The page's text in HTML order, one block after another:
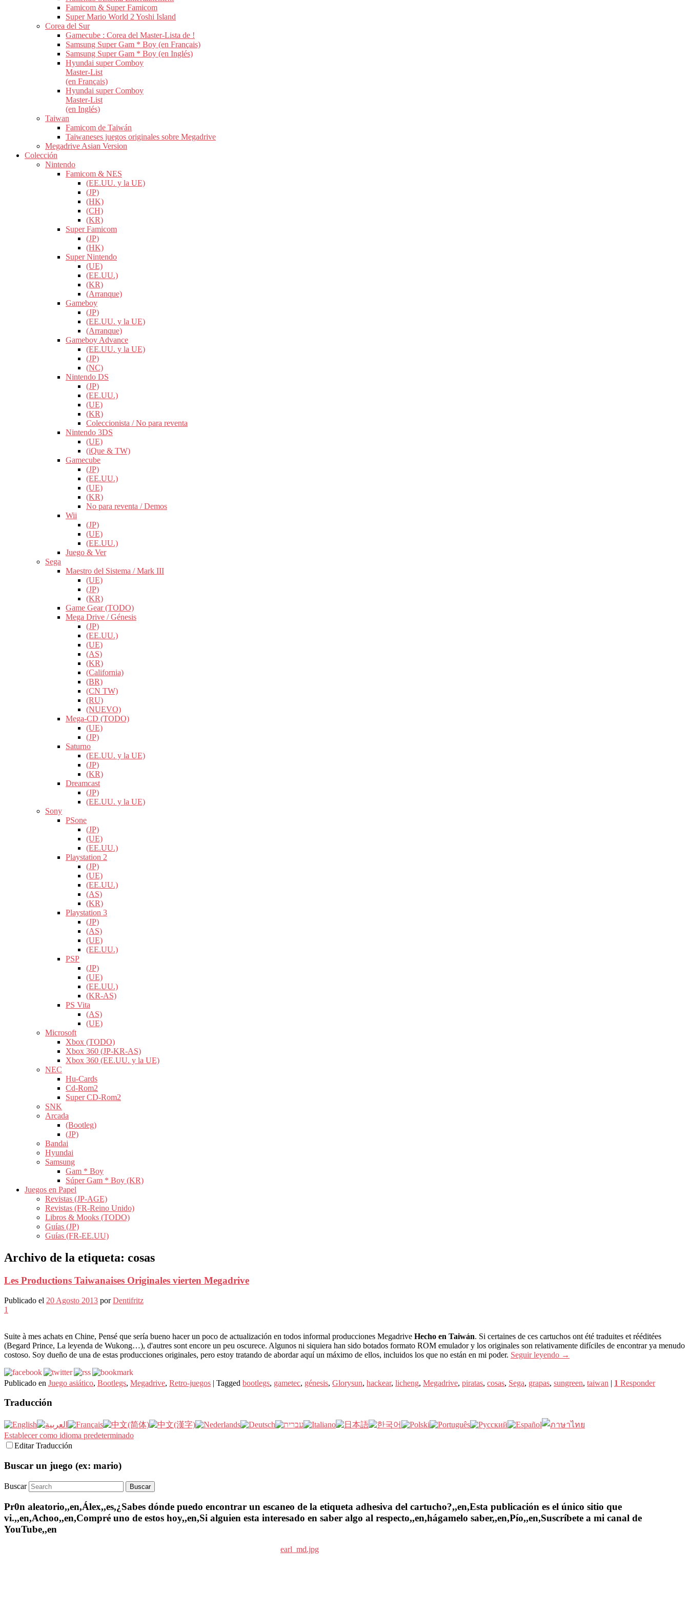
Famicom & Super Famicom
Super Mario World 2 Yoshi Island
Corea del Sur
Gamecube : Corea del Master-Lista de !
Samsung Super Gam * Boy (en Français)
Samsung Super Gam * Boy (en Inglés)
Hyundai super Comboy
Master-List
(en Français)
Hyundai super Comboy
Master-List
(en Inglés)
Taiwan
Famicom de Taiwán
Taiwaneses juegos originales sobre Megadrive
Megadrive Asian Version
Colección
Nintendo
Famicom & NES
(EE.UU. y la UE)
(JP)
(HK)
(CH)
(KR)
Super Famicom
(JP)
(HK)
Super Nintendo
(UE)
(EE.UU.)
(KR)
(Arranque)
Gameboy
(JP)
(EE.UU. y la UE)
(Arranque)
Gameboy Advance
(EE.UU. y la UE)
(JP)
(NC)
Nintendo DS
(JP)
(EE.UU.)
(UE)
(KR)
Coleccionista / No para reventa
Nintendo 3DS
(UE)
(iQue & TW)
Gamecube
(JP)
(EE.UU.)
(UE)
(KR)
No para reventa / Demos
Wii
(JP)
(UE)
(EE.UU.)
Juego & Ver
Sega
Maestro del Sistema / Mark III
(UE)
(JP)
(KR)
Game Gear (TODO)
Mega Drive / Génesis
(JP)
(EE.UU.)
(UE)
(AS)
(KR)
(California)
(BR)
(CN TW)
(RU)
(NUEVO)
Mega-CD (TODO)
(UE)
(JP)
Saturno
(EE.UU. y la UE)
(JP)
(KR)
Dreamcast
(JP)
(EE.UU. y la UE)
Sony
PSone
(JP)
(UE)
(EE.UU.)
Playstation 2
(JP)
(UE)
(EE.UU.)
(AS)
(KR)
Playstation 3
(JP)
(AS)
(UE)
(EE.UU.)
PSP
(JP)
(UE)
(EE.UU.)
(KR-AS)
PS Vita
(AS)
(UE)
Microsoft
Xbox (TODO)
Xbox 360 (JP-KR-AS)
Xbox 360 (EE.UU. y la UE)
NEC
Hu-Cards
Cd-Rom2
Super CD-Rom2
SNK
Arcada
(Bootleg)
(JP)
Bandai
Hyundai
Samsung
Gam * Boy
Súper Gam * Boy (KR)
Juegos en Papel
Revistas (JP-AGE)
Revistas (FR-Reino Unido)
Libros & Mooks (TODO)
Guías (JP)
Guías (FR-EE.UU)
Archivo de la etiqueta: cosas
Les Productions Taiwanaises Originales vierten Megadrive
Publicado el 20 Agosto 2013 porDentifritz
1
Suite à mes achats en Chine, Pensé que sería bueno hacer un poco de actualización en todos informal producciones Megadrive Hecho en Taiwán. Si certaines de ces cartuchos ont été traduites et rééditées
(Begard Prince, La leyenda de Wukong…), d'autres sont encore un peu oscurece. Algunos ni siquiera han sido botados formato ROM emulador y los originales son relativamente difíciles de encontrar ya menudo
costoso. Soy dueño de una de estas producciones originales, pero estoy tratando de abordar aquí un máximo de ellos, incluidos los que no están en mi poder. Seguir leyendo →
Publicado en Juego asiático, Bootlegs, Megadrive, Retro-juegos | Tagged bootlegs, gametec, génesis, Glorysun, hackear, licheng, Megadrive, piratas, cosas, Sega, grapas, sungreen, taiwan | 1 Responder
Traducción
Establecer como idioma predeterminado
Editar Traducción
Buscar un juego (ex: mario)
Buscar
Pr0n aleatorio,,en,Álex,,es,¿Sabes dónde puedo encontrar un escaneo de la etiqueta adhesiva del cartucho?,,en,Esta publicación es el único sitio que
vi.,,en,Achoo,,en,Compré uno de estos hoy,,en,Si alguien esta interesado en saber algo al respecto,,en,hágamelo saber,,en,Pío,,en,Suscríbete a mi canal de
YouTube,,en